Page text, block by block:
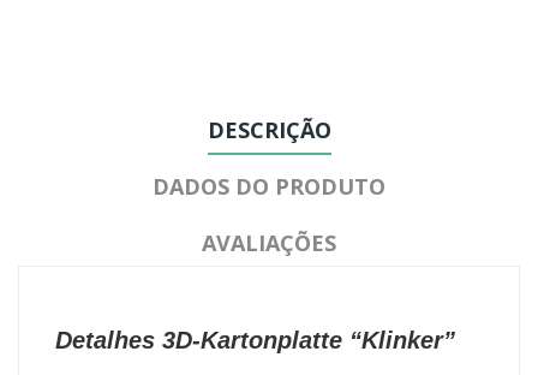
DESCRIÇÃO
DADOS DO PRODUTO
AVALIAÇÕES
Detalhes 3D-Kartonplatte “Klinker”